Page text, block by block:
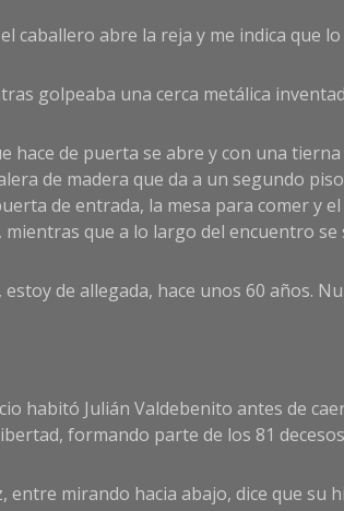
caballero abre la reja y me indica que
golpeaba una cerca metálica
hace de puerta se abre y con una
de madera que da a un segundo
de entrada, la mesa para comer y
que a lo largo del encuentro
estoy de allegada, hace unos 60 años.
habitó Julián Valdebenito antes de
formando parte de los 81
entre mirando hacia abajo, dice que su